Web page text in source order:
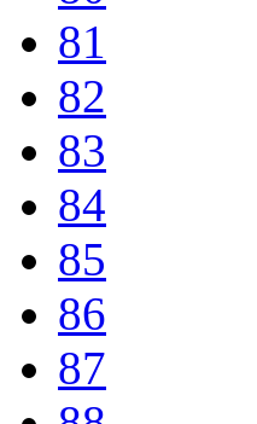
81
82
83
84
85
86
87